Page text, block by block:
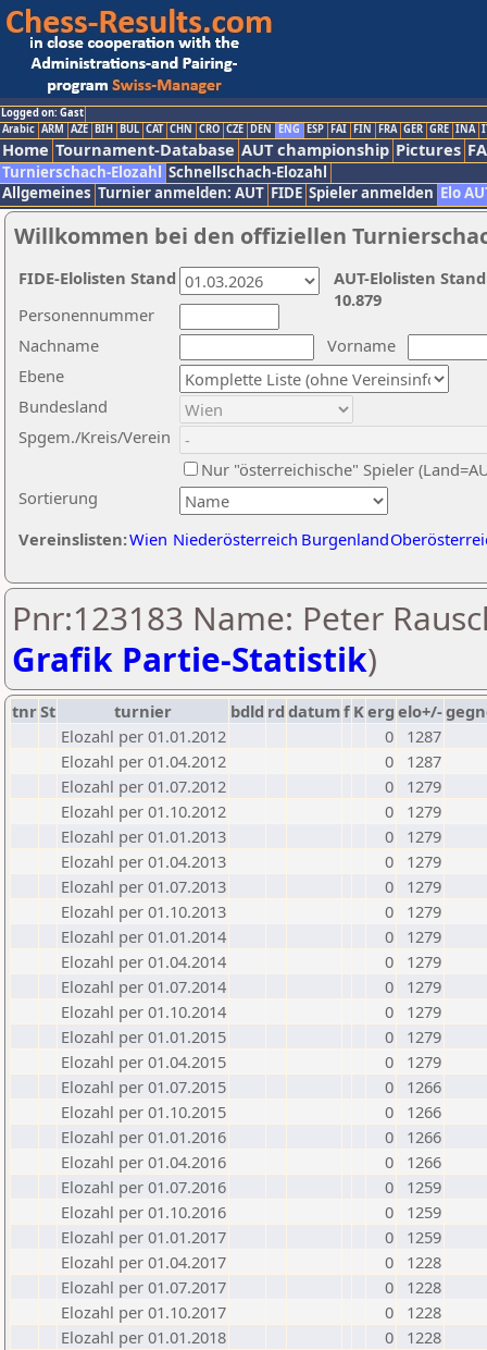
Logged on: Gast
Arabic ARM AZE BIH BUL CAT CHN CRO CZE DEN ENG ESP FAI FIN FRA GER GRE INA
Home Tournament-Database AUT championship Pictures
Turnierschach-Elozahl Schnellschach-Elozahl
Allgemeines Turnier anmelden: AUT FIDE Spieler anmelden Elo
Willkommen bei den offiziellen
Nachname
Vorname
Ebene
Sortierung
Personennummer
Bundesland
Spgem./Kreis/Verein
Nur "österreichische" Spieler
Vereinslisten:Wien Niederösterreich Burgenland
AUT-Elolisten
10.879
FIDE-Elolisten Stand
Pnr:123183 Name: Peter
Grafik Partie-Statistik)
tnrSt turnier bdld rd datumf Kerg elo+/-
Elozahl per 01.01.2012
0
1287
Elozahl per 01.04.2012
0
1287
Elozahl per 01.07.2012
0
1279
Elozahl per 01.10.2012
0
1279
Elozahl per 01.01.2013
0
1279
Elozahl per 01.04.2013
0
1279
Elozahl per 01.07.2013
0
1279
Elozahl per 01.10.2013
0
1279
Elozahl per 01.01.2014
0
1279
Elozahl per 01.04.2014
0
1279
Elozahl per 01.07.2014
0
1279
Elozahl per 01.10.2014
0
1279
Elozahl per 01.01.2015
0
1279
Elozahl per 01.04.2015
0
1279
Elozahl per 01.07.2015
0
1266
Elozahl per 01.10.2015
0
1266
Elozahl per 01.01.2016
0
1266
Elozahl per 01.04.2016
0
1266
Elozahl per 01.07.2016
0
1259
Elozahl per 01.10.2016
0
1259
Elozahl per 01.01.2017
0
1259
Elozahl per 01.04.2017
0
1228
Elozahl per 01.07.2017
0
1228
Elozahl per 01.10.2017
0
1228
Elozahl per 01.01.2018
0
1228